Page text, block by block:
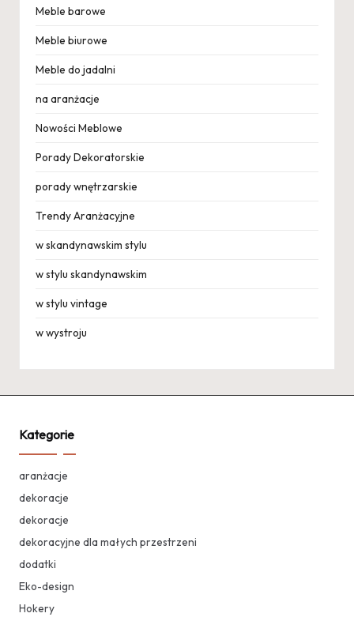
Meble barowe
Meble biurowe
Meble do jadalni
na aranżacje
Nowości Meblowe
Porady Dekoratorskie
porady wnętrzarskie
Trendy Aranżacyjne
w skandynawskim stylu
w stylu skandynawskim
w stylu vintage
w wystroju
Kategorie
aranżacje
dekoracje
dekoracje
dekoracyjne dla małych przestrzeni
dodatki
Eko-design
Hokery